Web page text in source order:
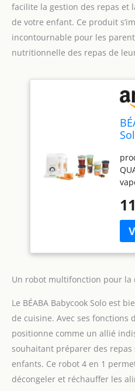
facilite la gestion des repas et
de votre enfant. Ce produit
incontournable pour les
nutritionnelle des repas de
les
un
1:
Un robot multifonction pour
Le BÉABA Babycook Solo est
de cuisine. Avec ses fonctions
positionne comme un allié
souhaitant préparer des
enfants. Ce robot 4 en 1
décongeler et réchauffer les